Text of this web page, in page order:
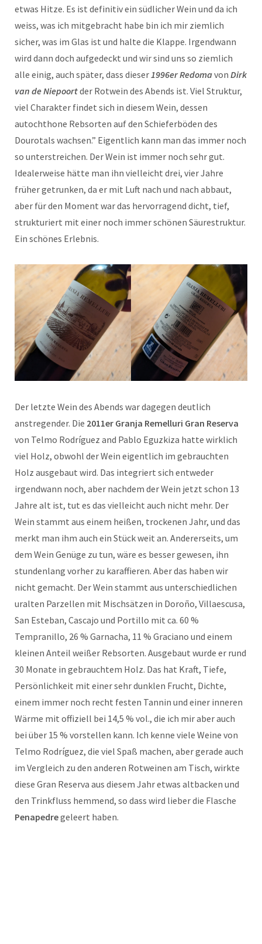
etwas Hitze. Es ist definitiv ein südlicher Wein und da ich
weiss, was ich mitgebracht habe bin ich mir ziemlich
sicher, was im Glas ist und halte die Klappe. Irgendwann
wird dann doch aufgedeckt und wir sind uns so ziemlich
alle einig, auch später, dass dieser1996er Redomavon Dirk
van de Niepoortder Rotwein des Abends ist. Viel Struktur,
viel Charakter findet sich in diesem Wein, dessen
autochthone Rebsorten auf den Schieferböden des
Dourotals wachsen.” Eigentlich kann man das immer noch
so unterstreichen. Der Wein ist immer noch sehr gut.
Idealerweise hätte man ihn vielleicht drei, vier Jahre
früher getrunken, da er mit Luft nach und nach abbaut,
aber für den Moment war das hervorragend dicht, tief,
strukturiert mit einer noch immer schönen Säurestruktur.
Ein schönes Erlebnis.
Der letzte Wein des Abends war dagegen deutlich
anstregender. Die 2011er Granja Remelluri Gran Reserva
von Telmo Rodríguez and Pablo Eguzkiza hatte wirklich
viel Holz, obwohl der Wein eigentlich im gebrauchten
Holz ausgebaut wird. Das integriert sich entweder
irgendwann noch, aber nachdem der Wein jetzt schon 13
Jahre alt ist, tut es das vielleicht auch nicht mehr. Der
Wein stammt aus einem heißen, trockenen Jahr, und das
merkt man ihm auch ein Stück weit an. Andererseits, um
dem Wein Genüge zu tun, wäre es besser gewesen, ihn
stundenlang vorher zu karaffieren. Aber das haben wir
nicht gemacht. Der Wein stammt aus unterschiedlichen
uralten Parzellen mit Mischsätzen in Doroño, Villaescusa,
San Esteban, Cascajo und Portillo mit ca. 60 %
Tempranillo, 26 % Garnacha, 11 % Graciano und einem
kleinen Anteil weißer Rebsorten. Ausgebaut wurde er rund
30 Monate in gebrauchtem Holz. Das hat Kraft, Tiefe,
Persönlichkeit mit einer sehr dunklen Frucht, Dichte,
einem immer noch recht festen Tannin und einer inneren
Wärme mit offiziell bei 14,5 % vol., die ich mir aber auch
bei über 15 % vorstellen kann. Ich kenne viele Weine von
Telmo Rodríguez, die viel Spaß machen, aber gerade auch
im Vergleich zu den anderen Rotweinen am Tisch, wirkte
diese Gran Reserva aus diesem Jahr etwas altbacken und
den Trinkfluss hemmend, so dass wird lieber die Flasche
Penapedregeleert haben.